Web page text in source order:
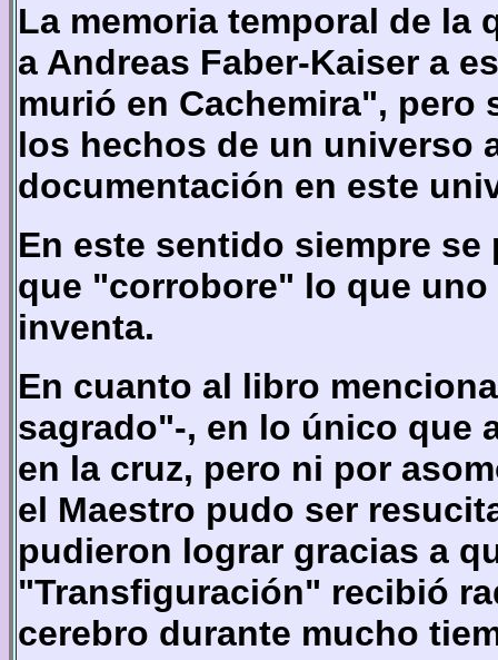
La memoria temporal de la
a Andreas Faber-Kaiser a
murió en Cachemira", pero
los hechos de un universo
documentación en este
En este sentido siempre
que "corrobore" lo que
inventa.
En cuanto al libro
sagrado"-, en lo único que
en la cruz, pero ni por
el Maestro pudo ser
pudieron lograr gracias a
"Transfiguración" recibió
cerebro durante mucho